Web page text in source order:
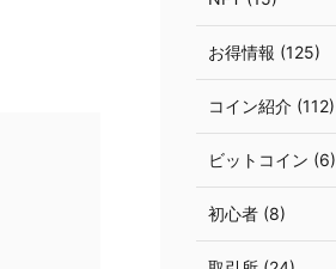
お得情報 (125)
コイン紹介 (112)
ビットコイン (6)
初心者 (8)